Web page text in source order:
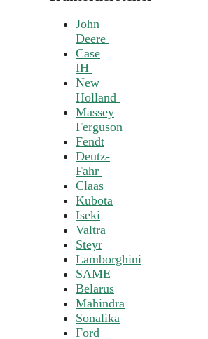
John
Deere
Case
IH
New
Holland
Massey
Ferguson
Fendt
Deutz-
Fahr
Claas
Kubota
Iseki
Valtra
Steyr
Lamborghini
SAME
Belarus
Mahindra
Sonalika
Ford